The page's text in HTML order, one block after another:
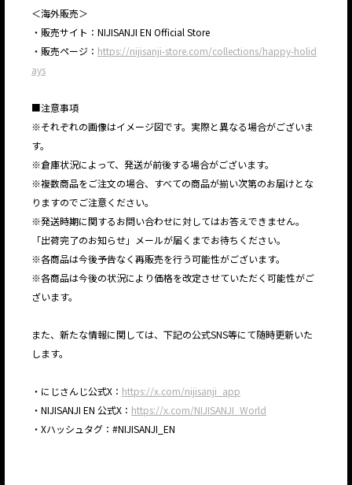
＜海外販売＞
・販売サイト：NIJISANJI EN Official Store
・販売ページ： https://nijisanji-store.com/collections/happy-holid
ays
■注意事項
※それぞれの画像はイメージ図です。実際と異なる場合がございま
す。
※倉庫状況によって、発送が前後する場合がございます。
※複数商品をご注文の場合、すべての商品が揃い次第のお届けとな
りますのでご注意ください。
※発送時期に関するお問い合わせに対してはお答えできません。
「出荷完了のお知らせ」メールが届くまでお待ちください。
※各商品は今後予告なく再販売を行う可能性がございます。
※各商品は今後の状況により価格を改定させていただく可能性がご
ざいます。
また、新たな情報に関しては、下記の公式SNS等にて随時更新いた
します。
・にじさんじ公式X： https://x.com/nijisanji_app
・NIJISANJI EN 公式X： https://x.com/NIJISANJI_World
・Xハッシュタグ：#NIJISANJI_EN